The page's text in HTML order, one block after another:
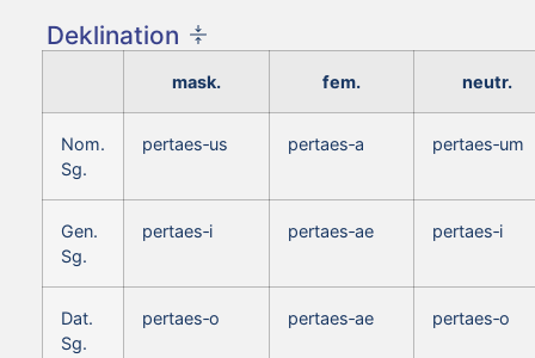
Deklination
mask. fem. neutr.
Nom.
Sg.
pertaes‑us pertaes‑a pertaes‑um
Gen.
Sg.
pertaes‑i pertaes‑ae pertaes‑i
Dat.
Sg.
pertaes‑o pertaes‑ae pertaes‑o